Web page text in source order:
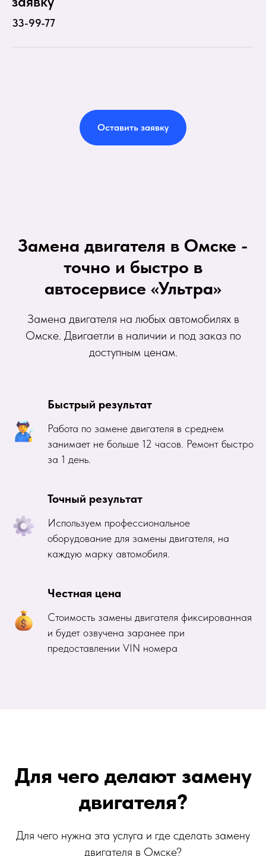
33-99-77
Оставить заявку
Замена двигателя в Омске -
точно и быстро в
автосервисе «Ультра»
Замена двигателя на любых автомобилях в
Омске. Двигаетли в наличии и под заказ по
доступным ценам.
Быстрый результат
Работа по замене двигателя в среднем
занимает не больше 12 часов. Ремонт быстро
за 1 день.
Точный результат
Используем профессиональное
оборудование для замены двигателя, на
каждую марку автомобиля.
Честная цена
Стоимость замены двигателя фиксированная
и будет озвучена заранее при
предоставлении VIN номера
Для чего делают замену
двигателя?
Для чего нужна эта услуга и где сделать замену
двигателя в Омске?